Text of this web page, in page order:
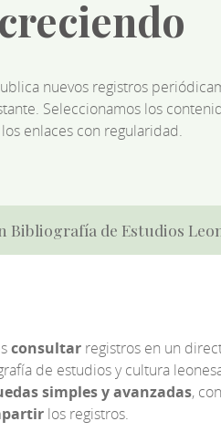
nuevos registros
Seleccionamos los
enlaces con regularidad.
de Estudios
consultarregistros en un
de estudios y cultura
simples y avanzadas,
los registros.